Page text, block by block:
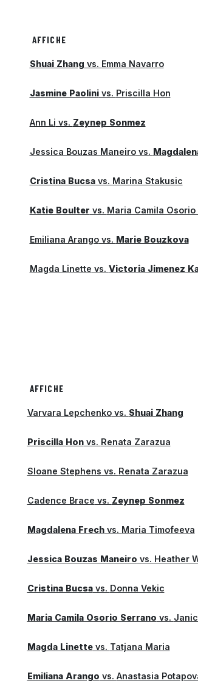
AFFICHE
Shuai Zhang vs. Emma Navarro
Jasmine Paolinivs. Priscilla Hon
Ann Li vs. Zeynep Sonmez
Jessica Bouzas Maneirovs.
Cristina Bucsavs. Marina Stakusic
Katie Boulter vs. Maria Camila
Emiliana Arangovs. Marie Bouzkova
Magda Linette vs. Victoria Jimenez
AFFICHE
Varvara Lepchenkovs. Shuai Zhang
Priscilla Honvs. Renata Zarazua
Sloane Stephens vs. Renata Zarazua
Cadence Brace vs. Zeynep Sonmez
Magdalena Frechvs. Maria Timofeeva
Jessica Bouzas Maneiro vs. Heather
Cristina Bucsavs. Donna Vekic
Maria Camila Osorio Serrano vs.
Magda Linettevs. Tatjana Maria
Emiliana Arango vs. Anastasia